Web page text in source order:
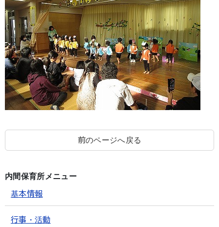
前のページへ戻る
内間保育所メニュー
基本情報
行事・活動